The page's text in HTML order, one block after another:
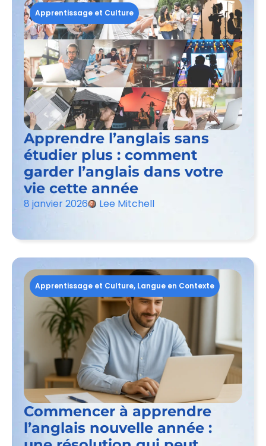
Apprentissage et Culture
Apprendre l’anglais sans
étudier plus : comment
garder l’anglais dans votre
vie cette année
8 janvier 2026 Lee Mitchell
Apprentissage et Culture, Langue en Contexte
Commencer à apprendre
l’anglais nouvelle année :